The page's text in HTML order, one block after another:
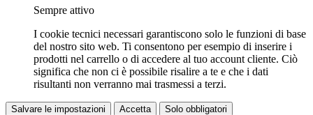
Sempre attivo
I cookie tecnici necessari garantiscono solo le funzioni di base
del nostro sito web. Ti consentono per esempio di inserire i
prodotti nel carrello o di accedere al tuo account cliente. Ciò
significa che non ci è possibile risalire a te e che i dati
risultanti non verranno mai trasmessi a terzi.
Salvare le impostazioni Accetta Solo obbligatori